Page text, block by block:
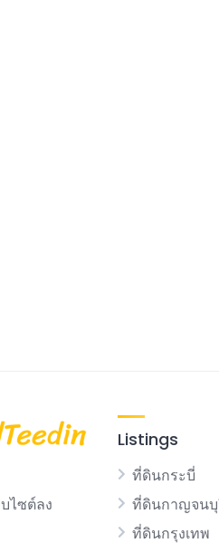
บไซต์ลง
Listings
ที่ดินกระบี่
ที่ดินกาญจน
ที่ดินกรุงเทพ